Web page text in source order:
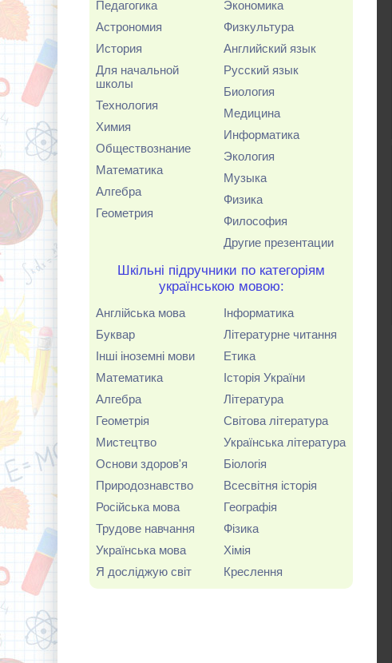
Педагогика
Астрономия
История
Для начальной
школы
Технология
Химия
Обществознание
Математика
Алгебра
Геометрия
Экономика
Физкультура
Английский язык
Русский язык
Биология
Медицина
Информатика
Экология
Музыка
Физика
Философия
Другие презентации
Шкільні підручники по категоріям
українською мовою:
Англійська мова
Буквар
Інші іноземні мови
Математика
Алгебра
Геометрія
Мистецтво
Основи здоров'я
Природознавство
Російська мова
Трудове навчання
Українська мова
Я досліджую світ
Інформатика
Літературне читання
Етика
Історія України
Література
Світова література
Українська література
Біологія
Всесвітня історія
Географія
Фізика
Хімія
Креслення